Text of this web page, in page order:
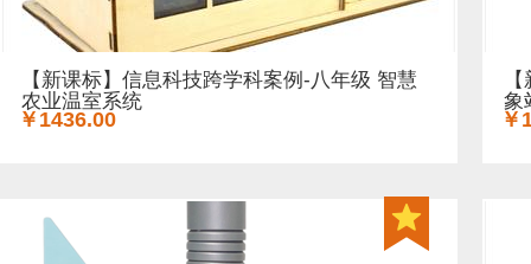
【新课标】信息科技跨学科案例-八年级 智慧
农业温室系统
￥1436.00
象
￥